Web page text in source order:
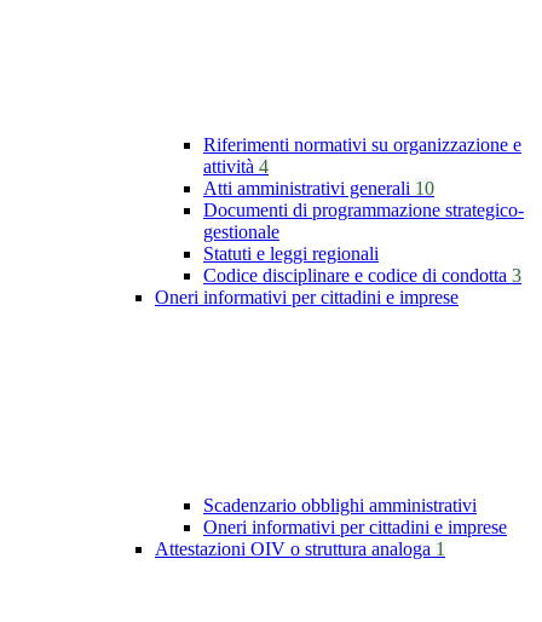
Riferimenti normativi su organizzazione e
attività 4
Atti amministrativi generali 10
Documenti di programmazione strategico-
gestionale
Statuti e leggi regionali
Codice disciplinare e codice di condotta 3
Oneri informativi per cittadini e imprese
Scadenzario obblighi amministrativi
Oneri informativi per cittadini e imprese
Attestazioni OIV o struttura analoga 1